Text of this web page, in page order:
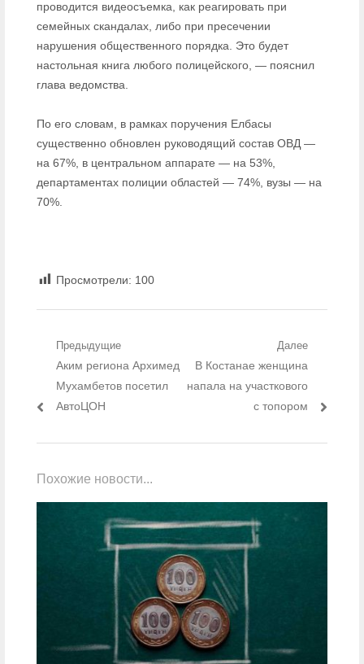
проводится видеосъемка, как реагировать при
семейных скандалах, либо при пресечении
нарушения общественного порядка. Это будет
настольная книга любого полицейского, — пояснил
глава ведомства.
По его словам, в рамках поручения Елбасы
существенно обновлен руководящий состав ОВД —
на 67%, в центральном аппарате — на 53%,
департаментах полиции областей — 74%, вузы — на
70%.
Просмотрели: 100
Навигация по записям
Предыдущие
Предыдущий пост:
Аким региона Архимед
Мухамбетов посетил
АвтоЦОН
Далее
Следующий пост:
В Костанае женщина
напала на участкового
с топором
Похожие новости...